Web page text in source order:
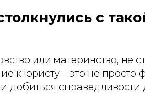
с
или материнство, не
к юристу – это не просто
добиться справедливости